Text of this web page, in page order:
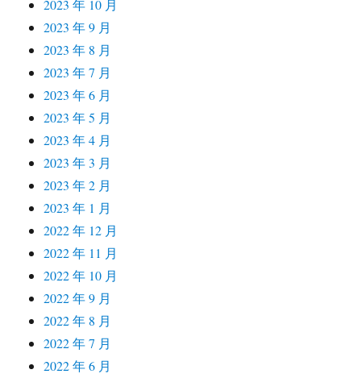
2023 年 10 月
2023 年 9 月
2023 年 8 月
2023 年 7 月
2023 年 6 月
2023 年 5 月
2023 年 4 月
2023 年 3 月
2023 年 2 月
2023 年 1 月
2022 年 12 月
2022 年 11 月
2022 年 10 月
2022 年 9 月
2022 年 8 月
2022 年 7 月
2022 年 6 月